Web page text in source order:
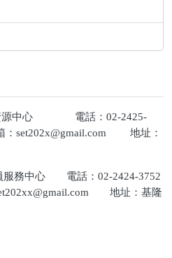
資源中心 電話：02-2425-
set202x@gmail.com 地址：
服務中心 電話：02-2424-3752
地址：基隆